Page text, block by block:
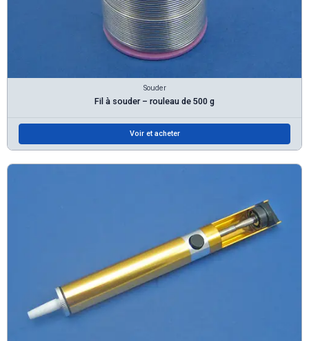
Souder
Fil à souder – rouleau de 500 g
Voir et acheter